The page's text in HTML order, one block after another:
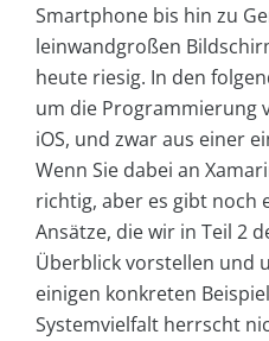
Smartphone bis hin zu
leinwandgroßen
heute riesig. In den
um die Programmierung
iOS, und zwar aus einer
Wenn Sie dabei an
richtig, aber es gibt noch
Ansätze, die wir in Teil 2
Überblick vorstellen und
einigen konkreten
Systemvielfalt herrscht